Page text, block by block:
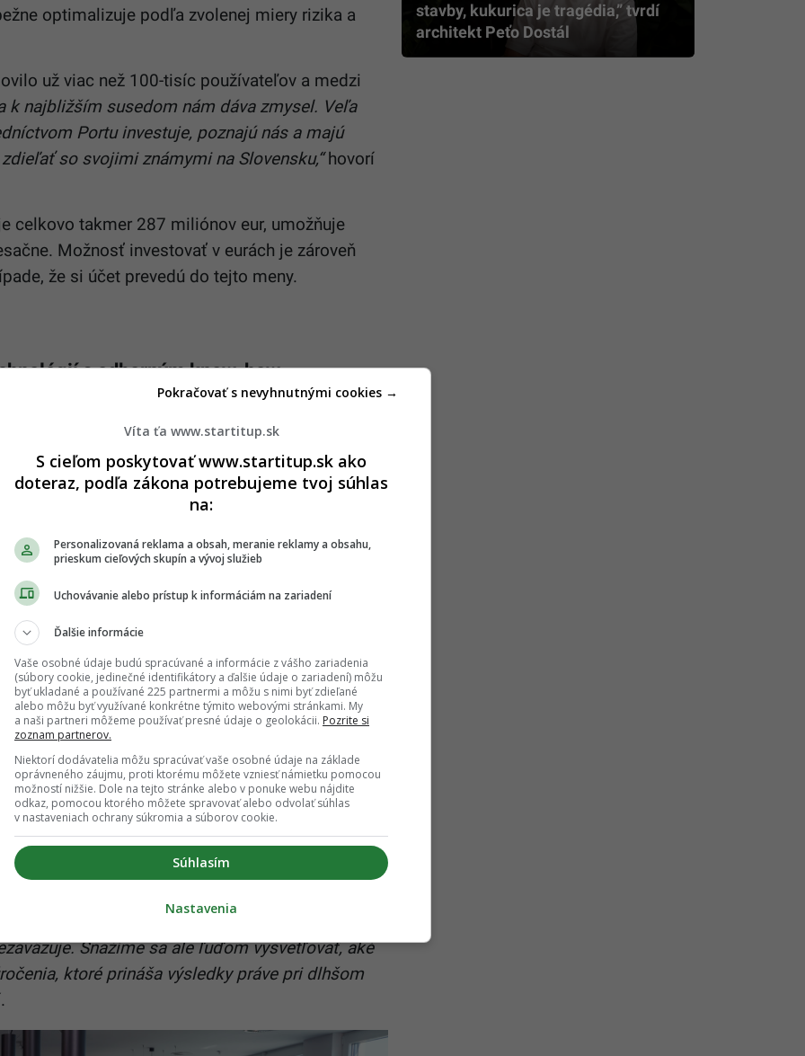
optimalizuje podľa zvolenej miery rizika a
už viac než 100-tisíc používateľov a medzi
k najbližším susedom nám dáva zmysel. Veľa
Portu investuje, poznajú nás a majú
so svojimi známymi na Slovensku,“hovorí
celkovo takmer 287 miliónov eur, umožňuje
Možnosť investovať v eurách je zároveň
že si účet prevedú do tejto meny.
s odborným know-how
nástroj umožňujúci investovať na finančných
nutnosti návštev kamenných prevádzok – rýchlo
o svojich peniazoch. Je tu pre všetkých, ktorí
ako, prípadne už investujú, ale peniaze sa im
prostredníctvom takzvaných Exchange
fondy, ktoré sa snažia čo
aktíva – indexu, komodity, dlhopisu či
že kombinuje moderné robotické technológie
z WOOD & Company. Portu tak
voľbou investičných nástrojov. Vďaka
skúsenostiach konkrétneho klienta v kombinácii
portfólio, ktoré presne zodpovedá jeho
stará o jeho prostriedky a automaticky
príležitosti.
vyplniť krátky investičný dotazník. Na jeho
pre každého investora individuálne. Investície
má nad svojimi financiami vždy kontrolu.
Snažíme sa ale ľuďom vysvetľovať, aké
ktoré prináša výsledky práve pri dlhšom
stavby, kukurica je tragédia,” tvrdí
architekt Peťo Dostál
Víta ťa www.startitup.sk
S cieľom poskytovať www.startitup.sk ako
doteraz, podľa zákona potrebujeme tvoj súhlas
na:
Personalizovaná reklama a obsah, meranie reklamy a obsahu,
prieskum cieľových skupín a vývoj služieb
Uchovávanie alebo prístup k informáciám na zariadení
Ďalšie informácie
Vaše osobné údaje budú spracúvané a informácie z vášho zariadenia
(súbory cookie, jedinečné identifikátory a ďalšie údaje o zariadení) môžu
byť ukladané a používané 225 partnermi a môžu s nimi byť zdieľané
alebo môžu byť využívané konkrétne týmito webovými stránkami. My
a naši partneri môžeme používať presné údaje o geolokácii. Pozrite si
zoznam partnerov.
Niektorí dodávatelia môžu spracúvať vaše osobné údaje na základe
oprávneného záujmu, proti ktorému môžete vzniesť námietku pomocou
možností nižšie. Dole na tejto stránke alebo v ponuke webu nájdite
odkaz, pomocou ktorého môžete spravovať alebo odvolať súhlas
v nastaveniach ochrany súkromia a súborov cookie.
Súhlasím
Pokračovať s nevyhnutnými cookies →
Nastavenia